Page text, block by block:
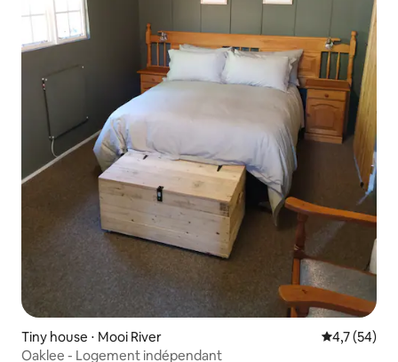
Tiny house ⋅ Mooi River Évaluation
4,7 (54)
Oaklee - Logement indépendant